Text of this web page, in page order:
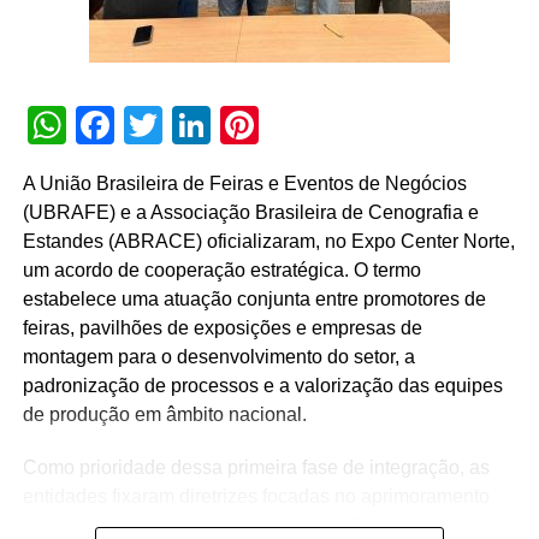
por unidade. A campanha durará até terminarem os
TÓPICOS RELACIONADOS: DESTAQUE
Marcas que oferecem experiência omnichannel
monitoram e geram insights em todos os pontos
de contato com o consumidor
NÃO PERCA
Cereser leva brinde à praia
WhatsApp
Facebook
TwitterLinkedIn
Pinterest
A União Brasileira de Feiras e Eventos de Negócios
(UBRAFE) e a Associação Brasileira de Cenografia e
Estandes (ABRACE) oficializaram, no Expo Center Norte,
um acordo de cooperação estratégica. O termo
estabelece uma atuação conjunta entre promotores de
feiras, pavilhões de exposições e empresas de
montagem para o desenvolvimento do setor, a
padronização de processos e a valorização das equipes
de produção em âmbito nacional.
Como prioridade dessa primeira fase de integração, as
das condições operacionais e de trabalho nos períodos